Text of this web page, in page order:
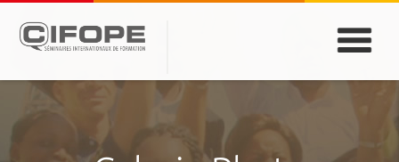
PARIS
DAKAR
MONTREAL